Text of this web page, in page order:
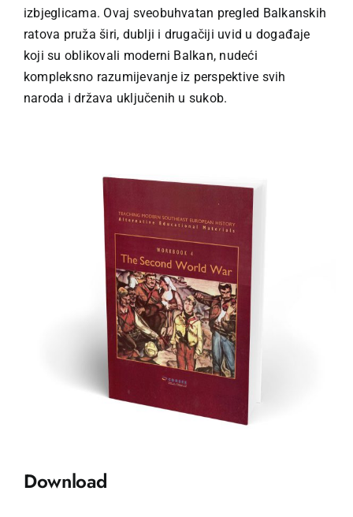
izbjeglicama. Ovaj sveobuhvatan pregled Balkanskih
ratova pruža širi, dublji i drugačiji uvid u događaje
koji su oblikovali moderni Balkan, nudeći
kompleksno razumijevanje iz perspektive svih
naroda i država uključenih u sukob.
Download